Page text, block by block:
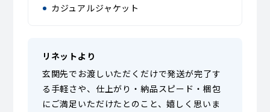
カジュアルジャケット
リネットより
玄関先でお渡しいただくだけで発送が完了す
る手軽さや、仕上がり・納品スピード・梱包
にご満足いただけたとのこと、嬉しく思いま